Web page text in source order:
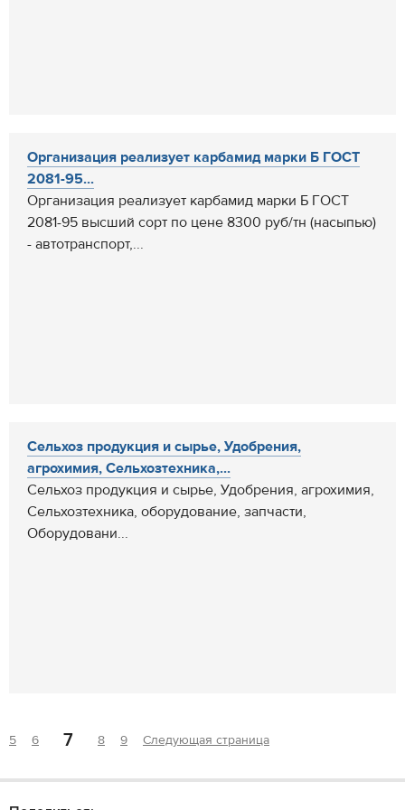
Организация реализует карбамид марки Б ГОСТ
2081-95...
Организация реализует карбамид марки Б ГОСТ
2081-95 высший сорт по цене 8300 руб/тн (насыпью)
- автотранспорт,...
Сельхоз продукция и сырье, Удобрения,
агрохимия, Сельхозтехника,...
Сельхоз продукция и сырье, Удобрения, агрохимия,
Сельхозтехника, оборудование, запчасти,
Оборудовани...
5 6 7 8 9 Следующая страница